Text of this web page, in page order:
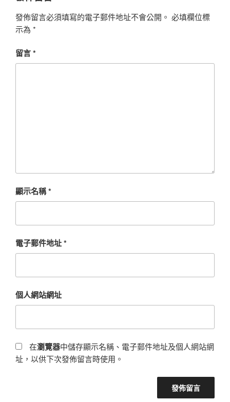
發佈留言必須填寫的電子郵件地址不會公開。 必填欄位標
示為 *
留言*
顯示名稱*
電子郵件地址*
個人網站網址
在瀏覽器中儲存顯示名稱、電子郵件地址及個人網站網
址，以供下次發佈留言時使用。